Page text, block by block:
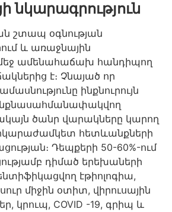
նկարագրություն
շտապ օգնության
և առաջնային
մեջ ամենահաճախ հանդիպող
է։ Չնայած որ
ինքնուրույն
ծանր վարակները կարող
հետևանքների
Դեպքերի 50-60%-ում
դիմած երեխաների
էթիոլոգիա,
միջին օտիտ, վիրուսային
կրուպ, COVID -19, գրիպ և